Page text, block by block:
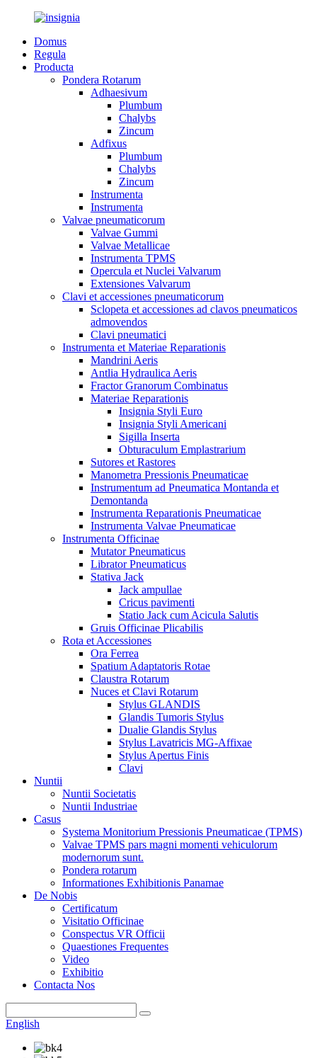
Domus
Regula
Producta
Pondera Rotarum
Adhaesivum
Plumbum
Chalybs
Zincum
Adfixus
Plumbum
Chalybs
Zincum
Instrumenta
Instrumenta
Valvae pneumaticorum
Valvae Gummi
Valvae Metallicae
Instrumenta TPMS
Opercula et Nuclei Valvarum
Extensiones Valvarum
Clavi et accessiones pneumaticorum
Sclopeta et accessiones ad clavos pneumaticos
admovendos
Clavi pneumatici
Instrumenta et Materiae Reparationis
Mandrini Aeris
Antlia Hydraulica Aeris
Fractor Granorum Combinatus
Materiae Reparationis
Insignia Styli Euro
Insignia Styli Americani
Sigilla Inserta
Obturaculum Emplastrarium
Sutores et Rastores
Manometra Pressionis Pneumaticae
Instrumentum ad Pneumatica Montanda et
Demontanda
Instrumenta Reparationis Pneumaticae
Instrumenta Valvae Pneumaticae
Instrumenta Officinae
Mutator Pneumaticus
Librator Pneumaticus
Stativa Jack
Jack ampullae
Cricus pavimenti
Statio Jack cum Acicula Salutis
Gruis Officinae Plicabilis
Rota et Accessiones
Ora Ferrea
Spatium Adaptatoris Rotae
Claustra Rotarum
Nuces et Clavi Rotarum
Stylus GLANDIS
Glandis Tumoris Stylus
Dualie Glandis Stylus
Stylus Lavatricis MG-Affixae
Stylus Apertus Finis
Clavi
Nuntii
Nuntii Societatis
Nuntii Industriae
Casus
Systema Monitorium Pressionis Pneumaticae (TPMS)
Valvae TPMS pars magni momenti vehiculorum
modernorum sunt.
Pondera rotarum
Informationes Exhibitionis Panamae
De Nobis
Certificatum
Visitatio Officinae
Conspectus VR Officii
Quaestiones Frequentes
Video
Exhibitio
Contacta Nos
English